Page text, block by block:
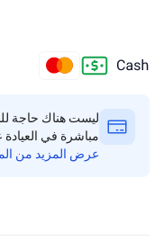
ليست هناك حاجة
مباشرة في
عرض المزيد من